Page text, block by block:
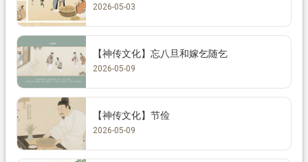
2026-05-03
【神传文化】忘八旦和嫁乞随乞
2026-05-09
【神传文化】节俭
2026-05-09